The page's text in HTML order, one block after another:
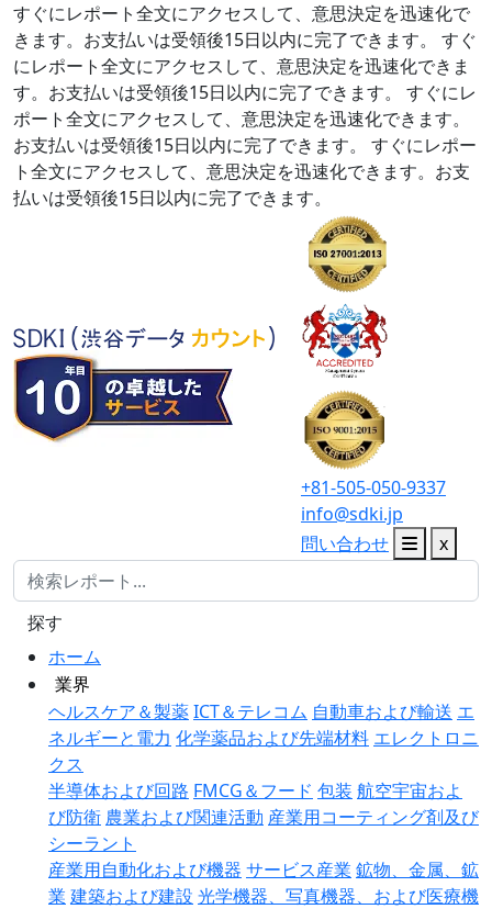
すぐにレポート全文にアクセスして、意思決定を迅速化で
きます。お支払いは受領後15日以内に完了できます。
すぐ
にレポート全文にアクセスして、意思決定を迅速化できま
す。お支払いは受領後15日以内に完了できます。
すぐにレ
ポート全文にアクセスして、意思決定を迅速化できます。
お支払いは受領後15日以内に完了できます。
すぐにレポー
ト全文にアクセスして、意思決定を迅速化できます。お支
払いは受領後15日以内に完了できます。
+81-505-050-9337
info@sdki.jp
問い合わせ
x
ホーム
業界
ヘルスケア＆製薬ICT＆テレコム 自動車および輸送 エ
ネルギーと電力 化学薬品および先端材料 エレクトロニ
クス
半導体および回路 FMCG＆フード 包装 航空宇宙およ
び防衛 農業および関連活動 産業用コーティング剤及び
シーラント
産業用自動化および機器 サービス産業 鉱物、金属、鉱
業 建築および建設 光学機器、写真機器、および医療機
探す